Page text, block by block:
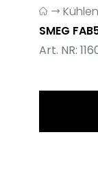
SMEG
Art. NR: